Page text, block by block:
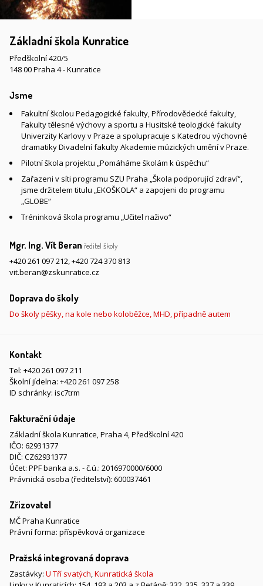
Základní škola Kunratice
Předškolní 420/5
148 00 Praha 4 - Kunratice
Jsme
Fakultní školou Pedagogické fakulty, Přírodovědecké fakulty,
Fakulty tělesné výchovy a sportu a Husitské teologické fakulty
Univerzity Karlovy v Praze a spolupracuje s Katedrou výchovné
dramatiky Divadelní fakulty Akademie múzických umění v Praze.
Pilotní škola projektu „Pomáháme školám k úspěchu“
Zařazeni v síti programu SZU Praha „Škola podporující zdraví“,
jsme držitelem titulu „EKOŠKOLA“ a zapojeni do programu
„GLOBE“
Tréninková škola programu „Učitel naživo“
Mgr. Ing. Vít Beran ředitel školy
+420 261 097 212,+420 724 370 813
vit.beran@zskunratice.cz
Doprava do školy
Do školy pěšky, na kole nebo koloběžce, MHD, případně autem
Kontakt
Tel: +420 261 097 211
Školní jídelna: +420 261 097 258
ID schránky: isc7trm
Fakturační údaje
Základní škola Kunratice, Praha 4, Předškolní 420
IČO: 62931377
DIČ: CZ62931377
Účet: PPF banka a.s. - č.ú.: 2016970000/6000
Právnická osoba (ředitelství): 600037461
Zřizovatel
MČ Praha Kunratice
Právní forma: příspěvková organizace
Pražská integrovaná doprava
Zastávky: U Tří svatých,Kunratická škola